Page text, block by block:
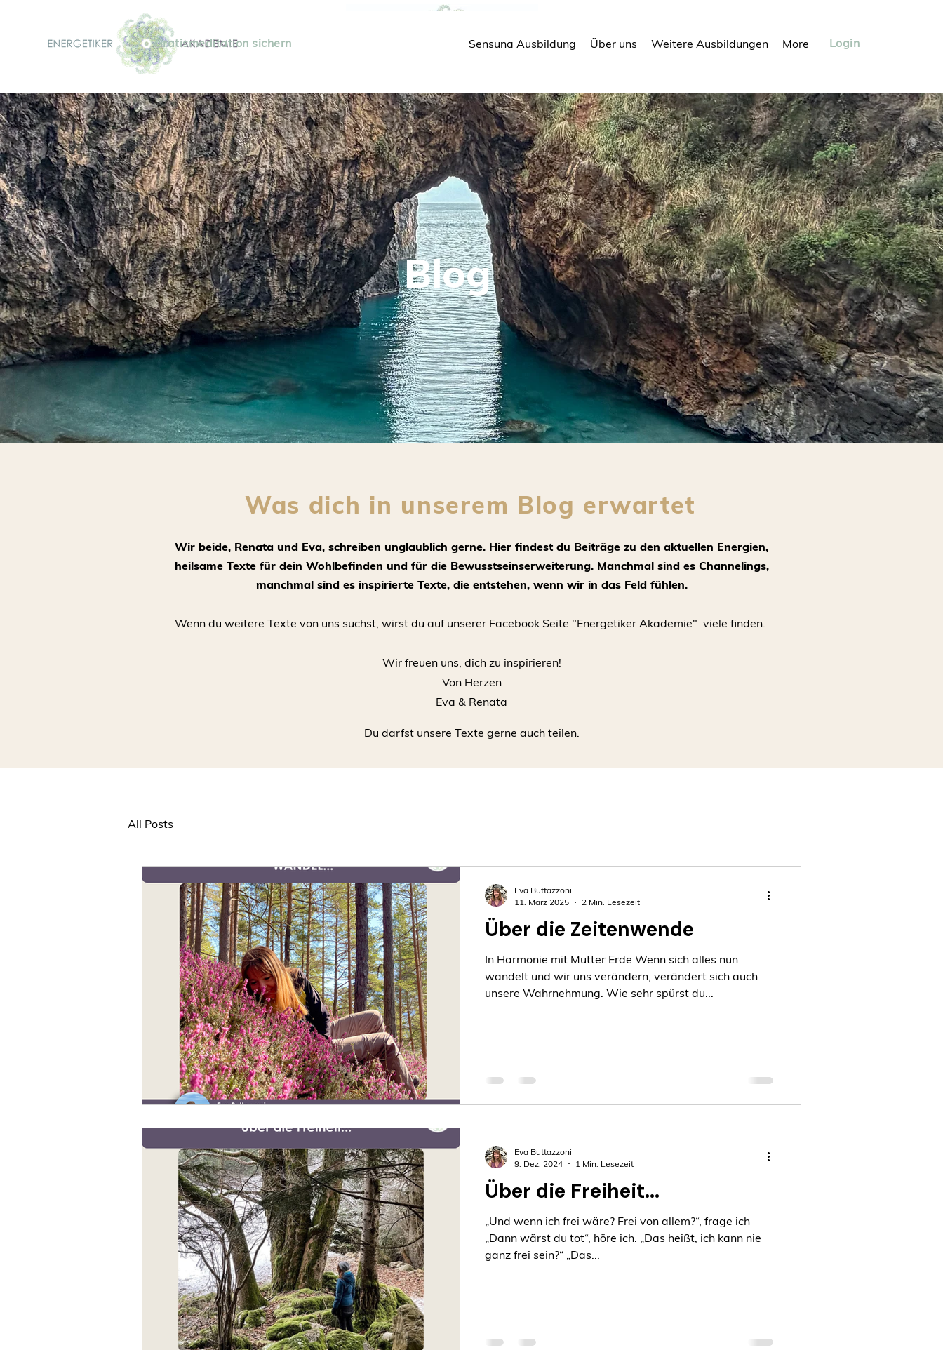
Gratismeditation sichern Sensuna Ausbildung Über uns Weitere Ausbildungen More Login
Blog
Was dich in unserem Blog erwartet
Wir beide, Renata und Eva, schreiben unglaublich gerne. Hier findest du Beiträge zu den aktuellen Energien,
heilsame Texte für dein Wohlbefinden und für die Bewusstseinserweiterung. Manchmal sind es Channelings,
manchmal sind es inspirierte Texte, die entstehen, wenn wir in das Feld fühlen.
Wenn du weitere Texte von uns suchst, wirst du auf unserer Facebook Seite "Energetiker Akademie" viele finden.
​Wir freuen uns, dich zu inspirieren!
Von Herzen
Eva & Renata
Du darfst unsere Texte gerne auch teilen.
All Posts
Über die Zeitenwende
In Harmonie mit Mutter Erde Wenn sich alles nun
wandelt und wir uns verändern, verändert sich auch
unsere Wahrnehmung. Wie sehr spürst du...
Eva Buttazzoni
11. März 2025
2 Min. Lesezeit
Über die Freiheit...
„Und wenn ich frei wäre? Frei von allem?“, frage ich
„Dann wärst du tot“, höre ich. „Das heißt, ich kann nie
ganz frei sein?“ „Das...
Eva Buttazzoni
9. Dez. 2024
1 Min. Lesezeit